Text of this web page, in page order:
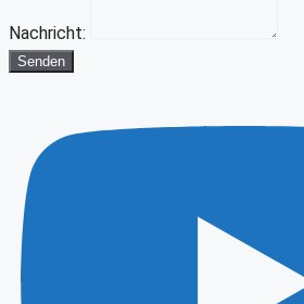
Nachricht:
Senden